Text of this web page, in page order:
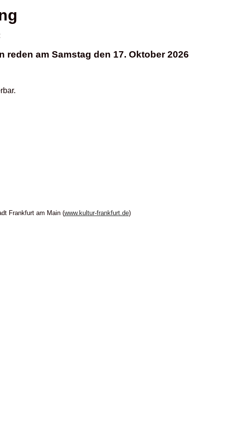
reden am Samstag den 17. Oktober 2026
Frankfurt am Main (www.kultur-frankfurt.de)